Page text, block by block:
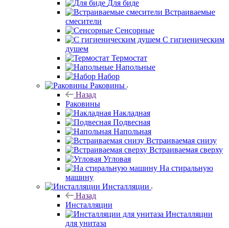
Для биде
Встраиваемые
смесители
Сенсорные
С гигиеническим
душем
Термостат
Напольные
Набор
Раковины
Назад
Раковины
Накладная
Подвесная
Напольная
Встраиваемая снизу
Встраиваемая сверху
Угловая
На стиральную
машину
Инсталляции
Назад
Инсталляции
Инсталляции
для унитаза